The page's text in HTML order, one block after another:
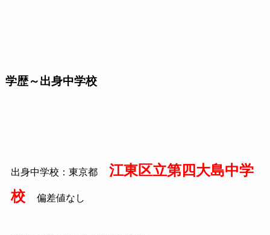
学歴～出身中学校
出身中学校：東京都
江東区立第四大島中学
校
偏差値なし